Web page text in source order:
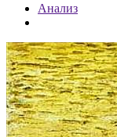
Анализ